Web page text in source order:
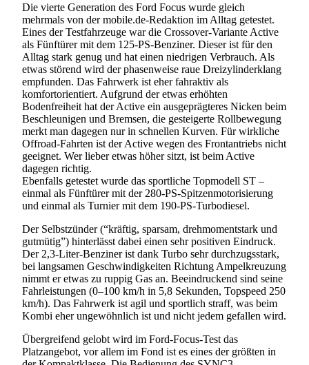
Die vierte Generation des Ford Focus wurde gleich
mehrmals von der mobile.de-Redaktion im Alltag getestet.
Eines der Testfahrzeuge war die Crossover-Variante Active
als Fünftürer mit dem 125-PS-Benziner. Dieser ist für den
Alltag stark genug und hat einen niedrigen Verbrauch. Als
etwas störend wird der phasenweise raue Dreizylinderklang
empfunden. Das Fahrwerk ist eher fahraktiv als
komfortorientiert. Aufgrund der etwas erhöhten
Bodenfreiheit hat der Active ein ausgeprägteres Nicken beim
Beschleunigen und Bremsen, die gesteigerte Rollbewegung
merkt man dagegen nur in schnellen Kurven. Für wirkliche
Offroad-Fahrten ist der Active wegen des Frontantriebs nicht
geeignet. Wer lieber etwas höher sitzt, ist beim Active
dagegen richtig.
Ebenfalls getestet wurde das sportliche Topmodell ST –
einmal als Fünftürer mit der 280-PS-Spitzenmotorisierung
und einmal als Turnier mit dem 190-PS-Turbodiesel.
Der Selbstzünder (“kräftig, sparsam, drehmomentstark und
gutmütig”) hinterlässt dabei einen sehr positiven Eindruck.
Der 2,3-Liter-Benziner ist dank Turbo sehr durchzugsstark,
bei langsamen Geschwindigkeiten Richtung Ampelkreuzung
nimmt er etwas zu ruppig Gas an. Beeindruckend sind seine
Fahrleistungen (0–100 km/h in 5,8 Sekunden, Topspeed 250
km/h). Das Fahrwerk ist agil und sportlich straff, was beim
Kombi eher ungewöhnlich ist und nicht jedem gefallen wird.
Übergreifend gelobt wird im Ford-Focus-Test das
Platzangebot, vor allem im Fond ist es eines der größten in